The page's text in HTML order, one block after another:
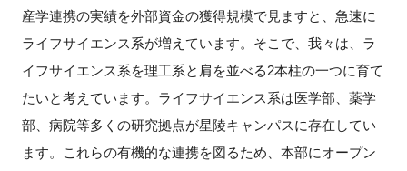
産学連携の実績を外部資金の獲得規模で見ますと、急速に
ライフサイエンス系が増えています。そこで、我々は、ラ
イフサイエンス系を理工系と肩を並べる2本柱の一つに育て
たいと考えています。ライフサイエンス系は医学部、薬学
部、病院等多くの研究拠点が星陵キャンパスに存在してい
ます。これらの有機的な連携を図るため、本部にオープン